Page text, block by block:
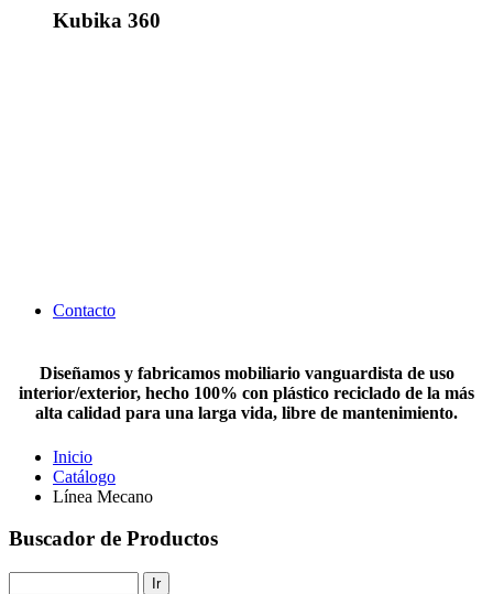
Kubika 360
Contacto
Diseñamos y fabricamos mobiliario vanguardista de uso
interior/exterior, hecho 100% con plástico reciclado de la más
alta calidad para una larga vida, libre de mantenimiento.
Inicio
Catálogo
Línea Mecano
Buscador de Productos